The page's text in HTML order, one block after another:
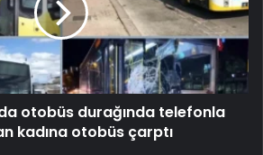
otobüs durağında telefonla
kadına otobüs çarptı